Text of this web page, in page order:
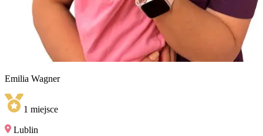
Emilia Wagner
1 miejsce
Lublin